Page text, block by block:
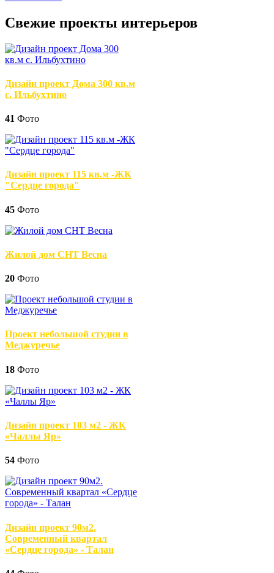
Свежие проекты интерьеров
Дизайн проект Дома 300 кв.м
с. Ильбухтино
41 Фото
Дизайн проект 115 кв.м -ЖК
"Сердце города"
45 Фото
Жилой дом СНТ Весна
20 Фото
Проект небольшой студии в
Меджуречье
18 Фото
Дизайн проект 103 м2 - ЖК
«Чаллы Яр»
54 Фото
Дизайн проект 90м2.
Современный квартал
«Сердце города» - Талан